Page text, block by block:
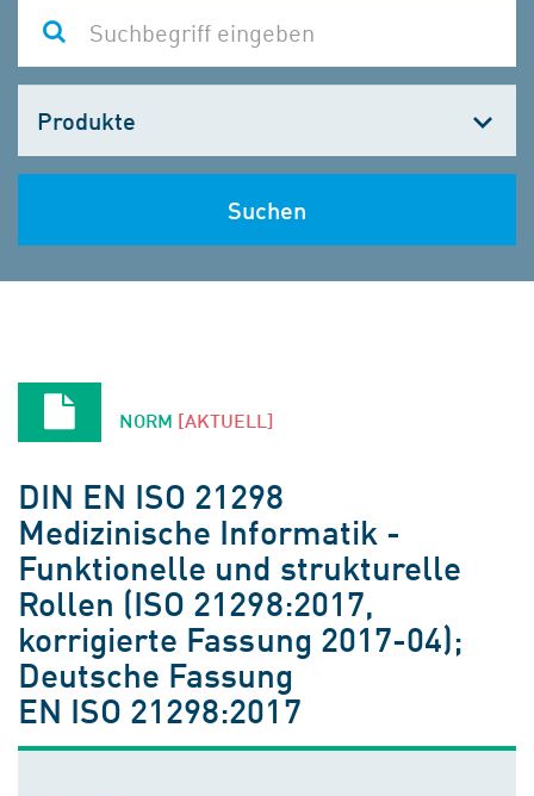
wählen
Suchen
NORM [AKTUELL]
DIN EN ISO 21298
Medizinische Informatik -
Funktionelle und strukturelle
Rollen (ISO 21298:2017,
korrigierte Fassung 2017-04);
Deutsche Fassung
EN ISO 21298:2017